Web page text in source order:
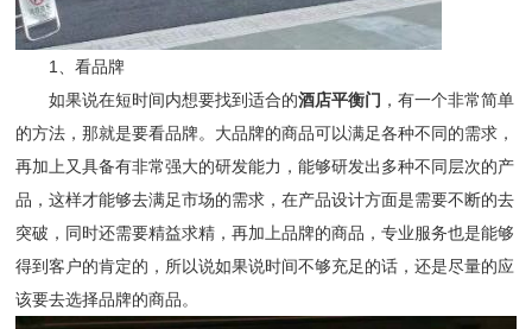
1、看品牌
如果说在短时间内想要找到适合的酒店平衡门 ，有一个非常简单
的方法，那就是要看品牌。大品牌的商品可以满足各种不同的需求，
再加上又具备有非常强大的研发能力，能够研发出多种不同层次的产
品，这样才能够去满足市场的需求，在产品设计方面是需要不断的去
突破，同时还需要精益求精，再加上品牌的商品，专业服务也是能够
得到客户的肯定的，所以说如果说时间不够充足的话，还是尽量的应
该要去选择品牌的商品。